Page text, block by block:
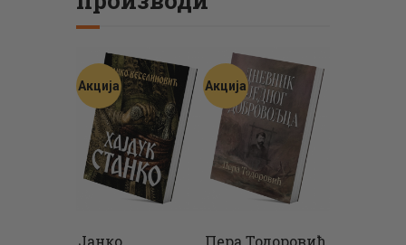
Акција
Јанко
Акција
Пера Тодоровић